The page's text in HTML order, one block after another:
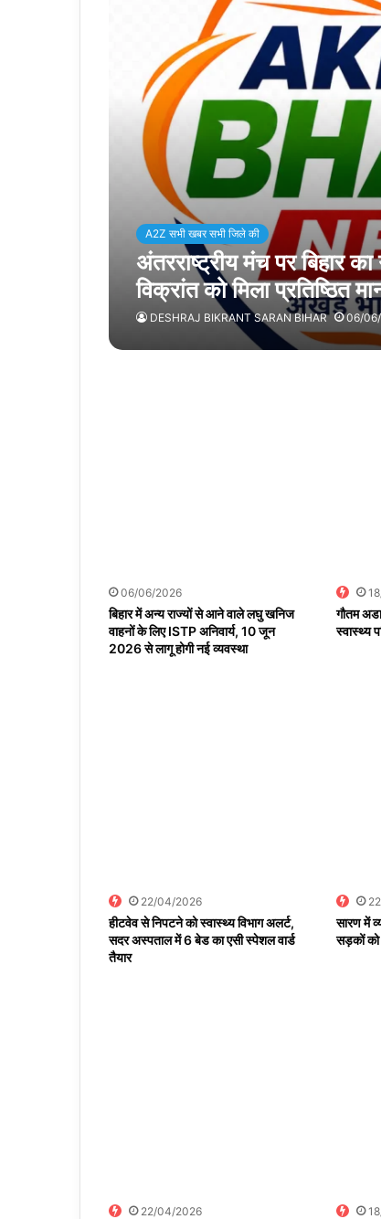
A2Z सभी खबर सभी जिले की
अंतरराष्ट्रीय मंच पर बिहार
विक्रांत को मिला प्रतिष्ठित
DESHRAJ BIKRANT SARAN BIHAR 06/
06/06/2026
बिहार में अन्य राज्यों से आने वाले लघु खनिज
वाहनों के लिए ISTP अनिवार्य, 10 जून
2026 से लागू होगी नई व्यवस्था
गौतम
स्वास्थ्य
22/04/2026
हीटवेव से निपटने को स्वास्थ्य विभाग अलर्ट,
सदर अस्पताल में 6 बेड का एसी स्पेशल वार्ड
तैयार
सारण में
सड़कों को
22/04/2026